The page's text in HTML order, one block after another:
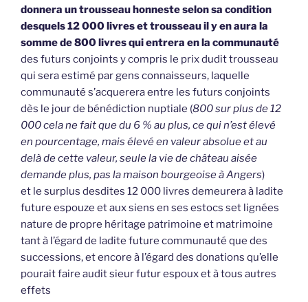
donnera un trousseau honneste selon sa condition
desquels 12 000 livres et trousseau il y en aura la
somme de 800 livres qui entrera en la communauté
des futurs conjoints y compris le prix dudit trousseau
qui sera estimé par gens connaisseurs, laquelle
communauté s’acquerera entre les futurs conjoints
dès le jour de bénédiction nuptiale (800 sur plus de 12
000 cela ne fait que du 6 % au plus, ce qui n’est élevé
en pourcentage, mais élevé en valeur absolue et au
delà de cette valeur, seule la vie de château aisée
demande plus, pas la maison bourgeoise à Angers)
et le surplus desdites 12 000 livres demeurera à ladite
future espouze et aux siens en ses estocs set lignées
nature de propre héritage patrimoine et matrimoine
tant à l’égard de ladite future communauté que des
successions, et encore à l’égard des donations qu’elle
pourait faire audit sieur futur espoux et à tous autres
effets